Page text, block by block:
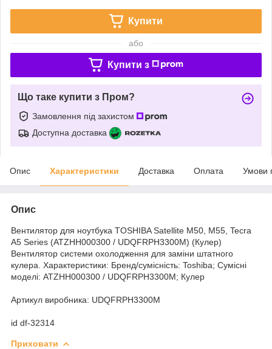
Купити
або
Купити з
Що таке купити з Пром?
Замовлення під захистом
Доступна доставка
Опис Характеристики Доставка Оплата Умови
Опис
Вентилятор для ноутбука TOSHIBA Satellite M50, M55, Tecra
A5 Series (ATZHH000300 / UDQFRPH3300M) (Кулер)
Вентилятор системи охолодження для заміни штатного
кулера. Характеристики: Бренд/сумісність: Toshiba; Сумісні
моделі: ATZHH000300 / UDQFRPH3300M; Кулер
Артикул виробника: UDQFRPH3300M
id df-32314
Приховати